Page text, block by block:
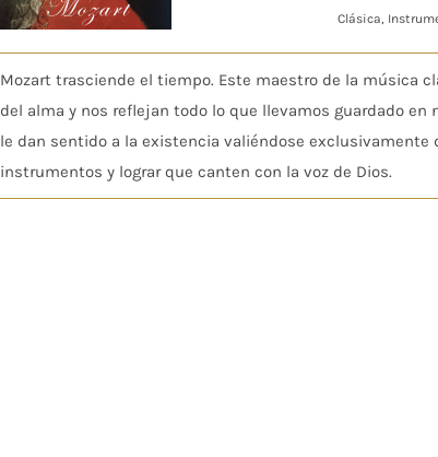
Clásica,
Mozart trasciende el tiempo. Este maestro de la música
del alma y nos reflejan todo lo que llevamos guardado
le dan sentido a la existencia valiéndose
instrumentos y lograr que canten con la voz de Dios.